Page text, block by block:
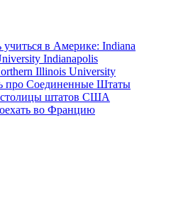
в Америке: Indiana
Indianapolis
Illinois University
про Соединенные Штаты
штатов США
во Францию